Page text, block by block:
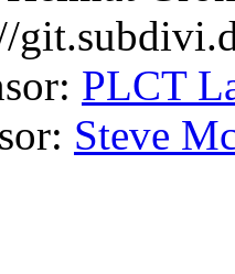
PLCT
Steve